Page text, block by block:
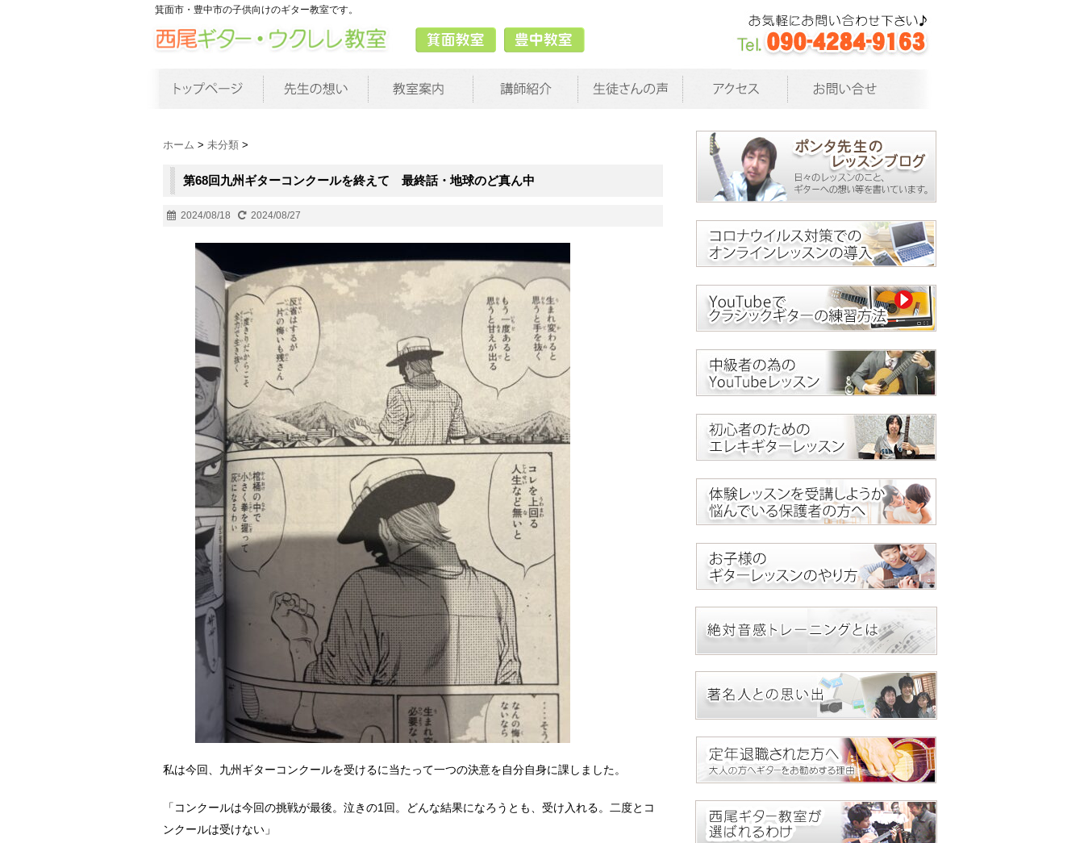
箕面市・豊中市の子供向けのギター教室です。
ホーム > 未分類 >
第68回九州ギターコンクールを終えて 最終話・地球のど真ん中
2024/08/18 2024/08/27
私は今回、九州ギターコンクールを受けるに当たって一つの決意を自分自身に課しました。
「コンクールは今回の挑戦が最後。泣きの1回。どんな結果になろうとも、受け入れる。二度とコ
ンクールは受けない」